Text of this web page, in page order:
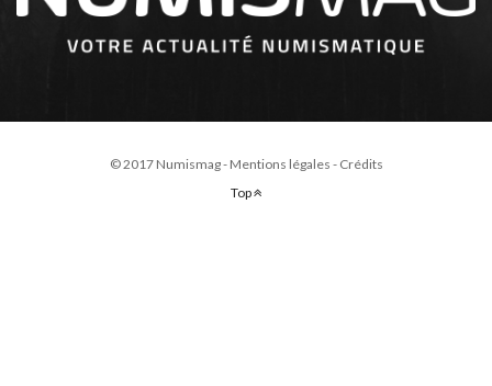
© 2017 Numismag - Mentions légales - Crédits
Top